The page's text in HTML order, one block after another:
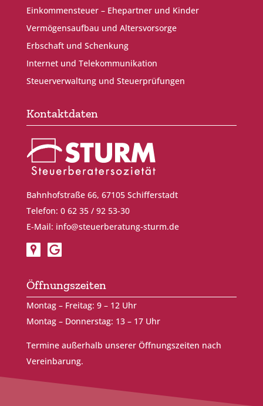
Einkommensteuer – Ehepartner und Kinder
Vermögensaufbau und Altersvorsorge
Erbschaft und Schenkung
Internet und Telekommunikation
Steuerverwaltung und Steuerprüfungen
Kontaktdaten
Bahnhofstraße 66, 67105 Schifferstadt
Telefon: 0 62 35 / 92 53-30
E-Mail: info@steuerberatung-sturm.de
Öffnungszeiten
Montag – Freitag: 9 – 12 Uhr
Montag – Donnerstag: 13 – 17 Uhr
Termine außerhalb unserer Öffnungszeiten nach
Vereinbarung.